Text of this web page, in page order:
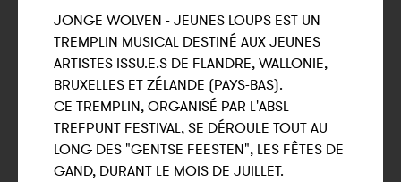
JONGE WOLVEN - JEUNES LOUPS EST UN
TREMPLIN MUSICAL DESTINÉ AUX JEUNES
ARTISTES ISSU.E.S DE FLANDRE, WALLONIE,
BRUXELLES ET ZÉLANDE (PAYS-BAS).
CE TREMPLIN, ORGANISÉ PAR L'ABSL
TREFPUNT FESTIVAL, SE DÉROULE TOUT AU
LONG DES "GENTSE FEESTEN", LES FÊTES DE
GAND, DURANT LE MOIS DE JUILLET.